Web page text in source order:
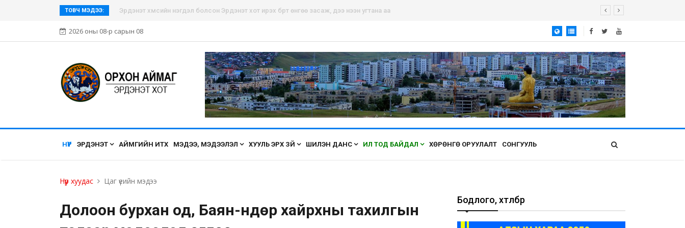
ТОВЧ МЭДЭЭ: Эрдэнэт хүмүүсийн нэгдэл болсон Эрдэнэт хот ирэх бүрт өнгөө засаж, үүдээ нээн угтана аа
2026 оны 08-р сарын 08
НҮҮР ЭРДЭНЭТ АЙМГИЙН ИТХ МЭДЭЭ, МЭДЭЭЛЭЛ ХУУЛЬ ЭРХ ЗҮЙ ШИЛЭН ДАНС ИЛ ТОД БАЙДАЛ ХӨРӨНГӨ ОРУУЛАЛТ СОНГУУЛЬ
Нүүр хуудас Цаг үеийн мэдээ
Долоон бурхан од, Баян-Өндөр хайрхны тахилгын
Бодлого, хөтөлбөр